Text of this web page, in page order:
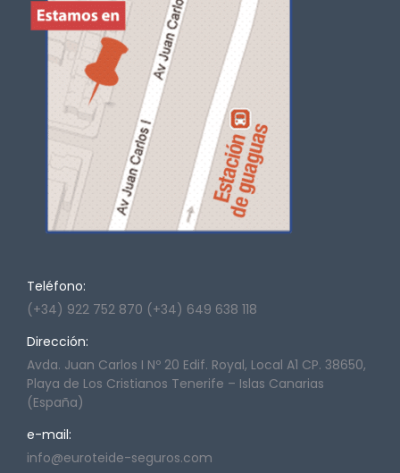
Teléfono:
(+34) 922 752 870 (+34) 649 638 118
Dirección:
Avda. Juan Carlos I Nº 20 Edif. Royal, Local A1 CP. 38650,
Playa de Los Cristianos Tenerife – Islas Canarias
(España)
e-mail:
info@euroteide-seguros.com